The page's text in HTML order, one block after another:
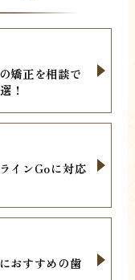
矯正を相談で
！
インGoに対応
おすすめの歯